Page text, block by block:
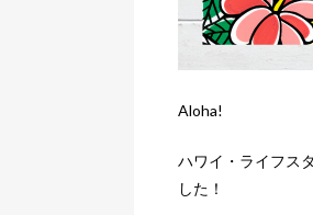
Aloha!
ハワイ・ライフス
した！